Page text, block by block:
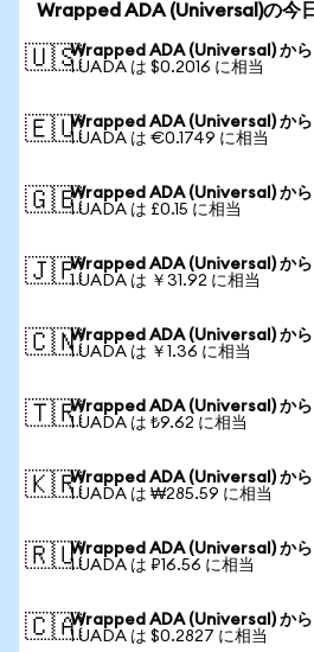
Wrapped ADA (Universal)の今
🇺🇸Wrapped ADA (Universal) から
1 UADA は $0.2016 に相当
🇪🇺Wrapped ADA (Universal) から
1 UADA は €0.1749 に相当
🇬🇧Wrapped ADA (Universal) から
1 UADA は £0.15 に相当
🇯🇵Wrapped ADA (Universal) から
1 UADA は ￥31.92 に相当
🇨🇳Wrapped ADA (Universal) から
1 UADA は ￥1.36 に相当
🇹🇷Wrapped ADA (Universal) から
1 UADA は ₺9.62 に相当
🇰🇷Wrapped ADA (Universal) から
1 UADA は ₩285.59 に相当
🇷🇺Wrapped ADA (Universal) から
1 UADA は ₽16.56 に相当
🇨🇦Wrapped ADA (Universal) から
1 UADA は $0.2827 に相当